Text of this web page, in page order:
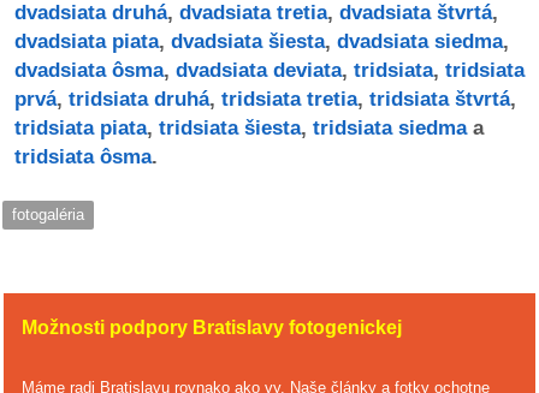
vychádzky
/
výstavy
nás
dvadsiata druhá, dvadsiata tretia, dvadsiata štvrtá,
dvadsiata piata, dvadsiata šiesta, dvadsiata siedma,
dvadsiata ôsma, dvadsiata deviata, tridsiata, tridsiata
prvá, tridsiata druhá, tridsiata tretia, tridsiata štvrtá,
tridsiata piata, tridsiata šiesta, tridsiata siedmaa
tridsiata ôsma.
fotogaléria
Možnosti podpory Bratislavy fotogenickej
Máme radi Bratislavu rovnako ako vy. Naše články a fotky ochotne